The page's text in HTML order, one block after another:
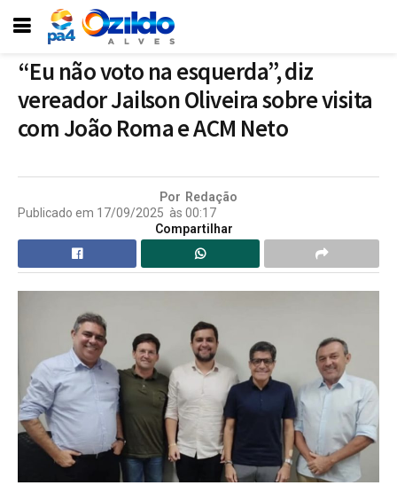
“Eu não voto na esquerda”, diz
vereador Jailson Oliveira sobre visita
com João Roma e ACM Neto
Por Redação
Publicado em 17/09/2025 às 00:17
Compartilhar